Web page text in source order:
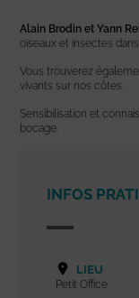
Alain Brodin et Yann
oiseaux et insectes
Vous trouverez
vivants sur nos côtes.
Sensibilisation et
bocage.
INFOS
LIEU
Petit Office